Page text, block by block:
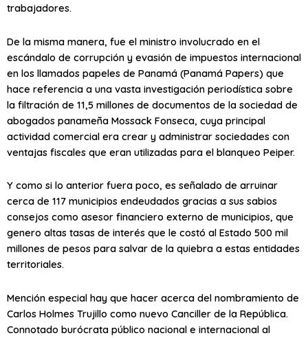
trabajadores.
De la misma manera, fue el ministro involucrado en el
escándalo de corrupción y evasión de impuestos internacional
en los llamados papeles de Panamá (Panamá Papers) que
hace referencia a una vasta investigación periodística sobre
la filtración de 11,5 millones de documentos de la sociedad de
abogados panameña Mossack Fonseca, cuya principal
actividad comercial era crear y administrar sociedades con
ventajas fiscales que eran utilizadas para el blanqueo Peiper.
Y como si lo anterior fuera poco, es señalado de arruinar
cerca de 117 municipios endeudados gracias a sus sabios
consejos como asesor financiero externo de municipios, que
genero altas tasas de interés que le costó al Estado 500 mil
millones de pesos para salvar de la quiebra a estas entidades
territoriales.
Mención especial hay que hacer acerca del nombramiento de
Carlos Holmes Trujillo como nuevo Canciller de la República.
Connotado burócrata público nacional e internacional al